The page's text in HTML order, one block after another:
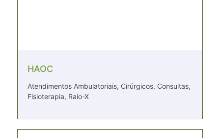
HAOC
Atendimentos Ambulatoriais, Cirúrgicos, Consultas,
Fisioterapia, Raio-X